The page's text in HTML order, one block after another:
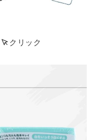
クリック